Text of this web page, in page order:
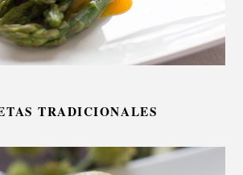
TRADICIONALES